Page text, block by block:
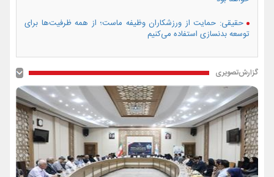
حقیقی: حمایت از ورزشکاران وظیفه ماست؛ از همه ظرفیت‌ها برای
توسعه بدنسازی استفاده می‌کنیم
گزارش‌تصویری